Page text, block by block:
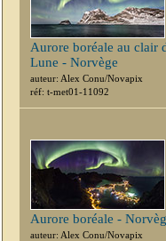
Aurore boréale au clair
Lune - Norvège
auteur: Alex Conu/Novapix
réf: t-met01-11092
Aurore boréale -
auteur: Alex Conu/Novapix